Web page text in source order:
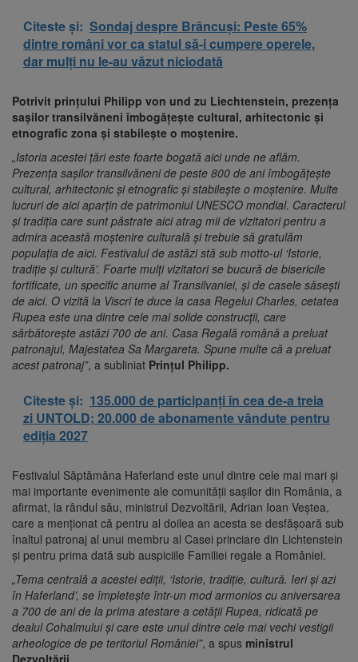
Citeste și: Sondaj despre Brâncuși: Peste 65%
dintre români vor ca statul să-i cumpere operele,
dar mulți nu le-au văzut niciodată
Potrivit prinţului Philipp von und zu Liechtenstein, prezenţa
saşilor transilvăneni îmbogăţeşte cultural, arhitectonic şi
etnografic zona şi stabileşte o moştenire.
„Istoria acestei ţări este foarte bogată aici unde ne aflăm.
Prezenţa saşilor transilvăneni de peste 800 de ani îmbogăţeşte
cultural, arhitectonic şi etnografic şi stabileşte o moştenire. Multe
lucruri de aici aparţin de patrimoniul UNESCO mondial. Caracterul
şi tradiţia care sunt păstrate aici atrag mii de vizitatori pentru a
admira această moştenire culturală şi trebuie să gratulăm
populaţia de aici. Festivalul de astăzi stă sub motto-ul ‘Istorie,
tradiţie şi cultură’. Foarte mulţi vizitatori se bucură de bisericile
fortificate, un specific anume al Transilvaniei, şi de casele săseşti
de aici. O vizită la Viscri te duce la casa Regelui Charles, cetatea
Rupea este una dintre cele mai solide construcţii, care
sărbătoreşte astăzi 700 de ani. Casa Regală română a preluat
patronajul, Majestatea Sa Margareta. Spune multe că a preluat
acest patronaj”, a subliniat Prinţul Philipp.
Citeste și: 135.000 de participanți în cea de-a treia
zi UNTOLD; 20.000 de abonamente vândute pentru
ediția 2027
Festivalul Săptămâna Haferland este unul dintre cele mai mari şi
mai importante evenimente ale comunităţii saşilor din România, a
afirmat, la rândul său, ministrul Dezvoltării, Adrian Ioan Veştea,
care a menţionat că pentru al doilea an acesta se desfăşoară sub
înaltul patronaj al unui membru al Casei princiare din Lichtenstein
şi pentru prima dată sub auspiciile Familiei regale a României.
„Tema centrală a acestei ediţii, ‘Istorie, tradiţie, cultură. Ieri şi azi
în Haferland’, se împleteşte într-un mod armonios cu aniversarea
a 700 de ani de la prima atestare a cetăţii Rupea, ridicată pe
dealul Cohalmului şi care este unul dintre cele mai vechi vestigii
arheologice de pe teritoriul României”, a spus ministrul